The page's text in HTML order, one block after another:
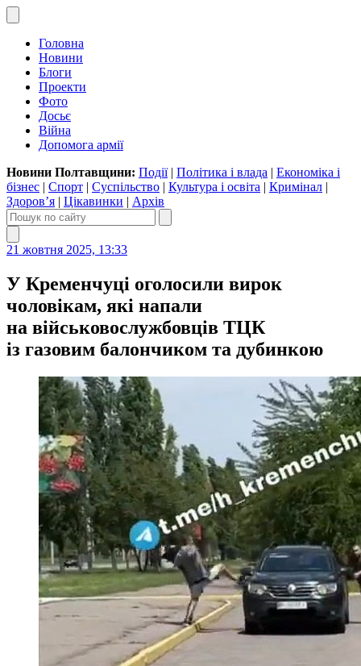
Головна
Новини
Блоги
Проекти
Фото
Досьє
Війна
Допомога армії
Новини Полтавщини: Події| Політика і влада | Економіка і
бізнес | Спорт | Суспільство | Культура і освіта | Кримінал |
Здоров’я | Цікавинки | Архів
21 жовтня 2025, 13:33
У Кременчуці оголосили вирок
чоловікам, які напали
на військовослужбовців ТЦК
із газовим балончиком та дубинкою